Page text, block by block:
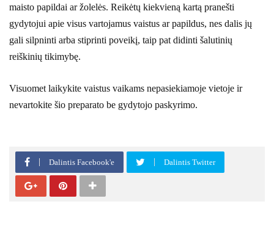
maisto papildai ar žolelės. Reikėtų kiekvieną kartą pranešti
gydytojui apie visus vartojamus vaistus ar papildus, nes dalis jų
gali silpninti arba stiprinti poveikį, taip pat didinti šalutinių
reiškinių tikimybę.
Visuomet laikykite vaistus vaikams nepasiekiamoje vietoje ir
nevartokite šio preparato be gydytojo paskyrimo.
Dalintis Facebook'e Dalintis Twitter